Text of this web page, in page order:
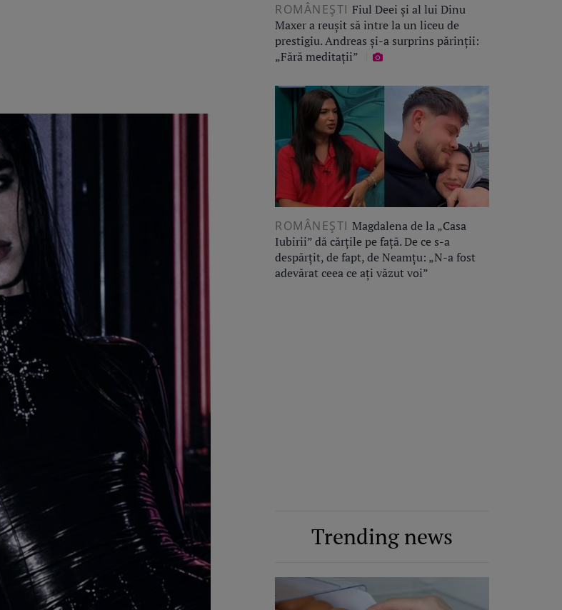
ROMÂNEŞTI Fiul Deei și al lui Dinu
Maxer a reușit să intre la un liceu de
prestigiu. Andreas și-a surprins părinții:
„Fără meditații”
ROMÂNEŞTI Magdalena de la „Casa
Iubirii” dă cărțile pe față. De ce s-a
despărțit, de fapt, de Neamțu: „N-a fost
adevărat ceea ce ați văzut voi”
Trending news